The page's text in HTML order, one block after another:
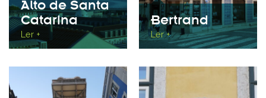
Alto de Santa
Catarina
Ler +
Bertrand
Ler +